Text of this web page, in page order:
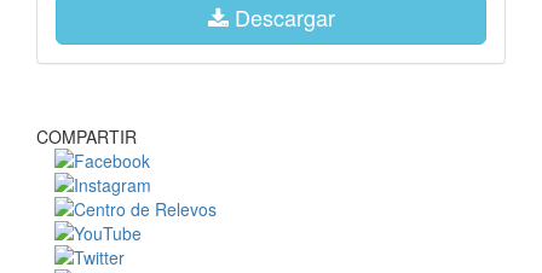
Descargar
COMPARTIR